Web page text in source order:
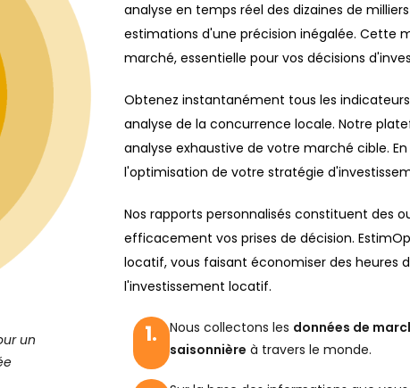
un
analyse en temps réel des dizaines de
estimations d'une précision inégalée. Cette
marché, essentielle pour vos décisions
Obtenez instantanément tous les
analyse de la concurrence locale. Notre
analyse exhaustive de votre marché cible.
l'optimisation de votre stratégie
Nos rapports personnalisés constituent des
efficacement vos prises de décision.
locatif, vous faisant économiser des heures
l'investissement locatif.
1. Nous collectons les données de
saisonnière à travers le monde.